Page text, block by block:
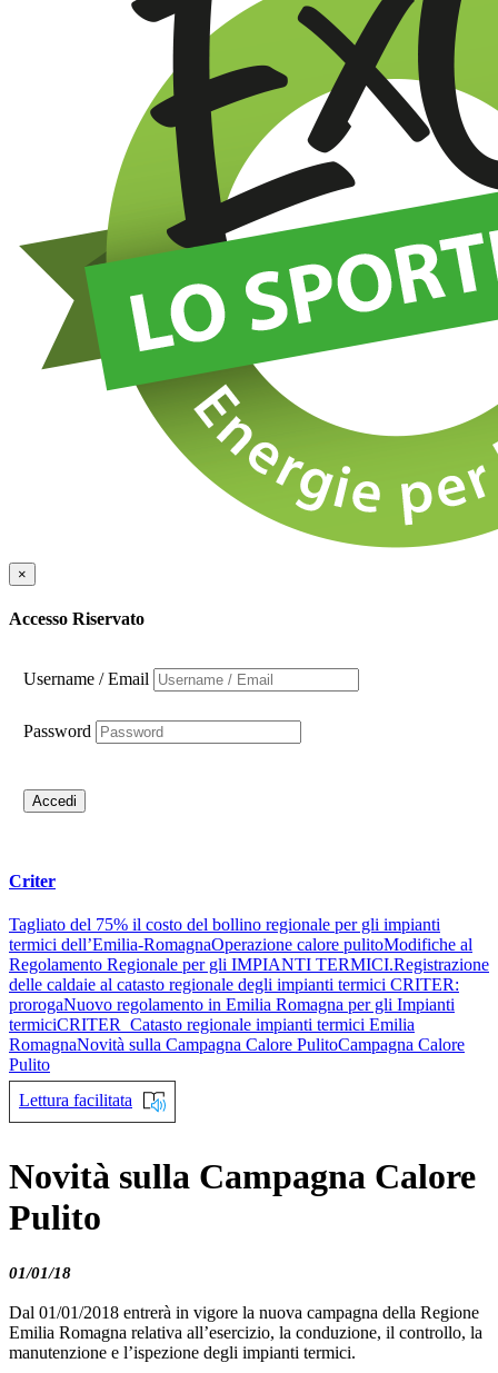
×
Accesso Riservato
Username / Email
Password
Accedi
Criter
Tagliato del 75% il costo del bollino regionale per gli impianti
termici dell’Emilia-RomagnaOperazione calore pulitoModifiche al
Regolamento Regionale per gli IMPIANTI TERMICI.Registrazione
delle caldaie al catasto regionale degli impianti termici CRITER:
prorogaNuovo regolamento in Emilia Romagna per gli Impianti
termiciCRITER_Catasto regionale impianti termici Emilia
RomagnaNovità sulla Campagna Calore PulitoCampagna Calore
Pulito
Lettura facilitata
Novità sulla Campagna Calore
Pulito
01/01/18
Dal 01/01/2018 entrerà in vigore la nuova campagna della Regione
Emilia Romagna relativa all’esercizio, la conduzione, il controllo, la
manutenzione e l’ispezione degli impianti termici.